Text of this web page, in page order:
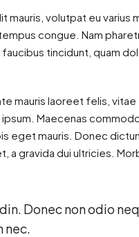
mauris, volutpat eu varius
congue. Nam
tincidunt, quam
mauris laoreet felis,
Maecenas
eget mauris. Donec
gravida dui ultricies.
Donec non odio
nec.